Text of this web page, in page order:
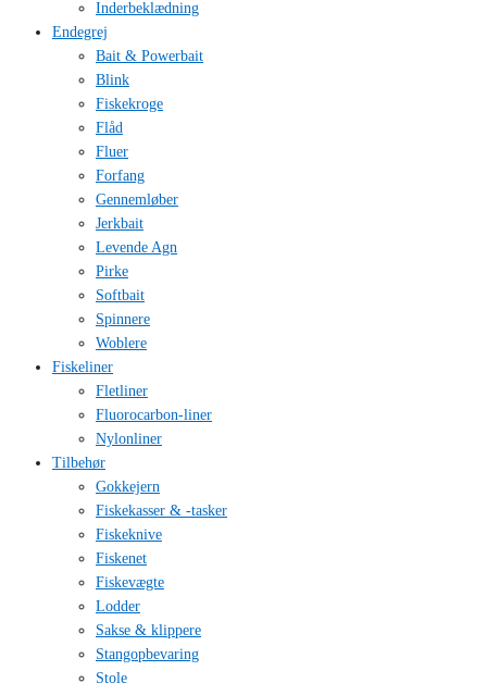
Inderbeklædning
Endegrej
Bait & Powerbait
Blink
Fiskekroge
Flåd
Fluer
Forfang
Gennemløber
Jerkbait
Levende Agn
Pirke
Softbait
Spinnere
Woblere
Fiskeliner
Fletliner
Fluorocarbon-liner
Nylonliner
Tilbehør
Gokkejern
Fiskekasser & -tasker
Fiskeknive
Fiskenet
Fiskevægte
Lodder
Sakse & klippere
Stangopbevaring
Stole